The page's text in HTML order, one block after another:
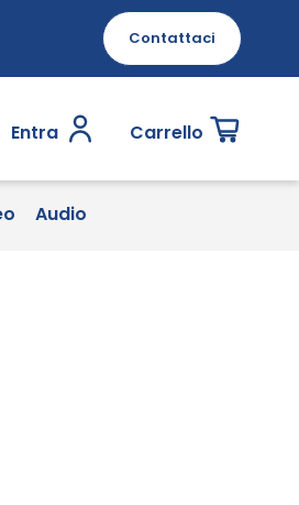
Contattaci
Entra Carrello
Audio